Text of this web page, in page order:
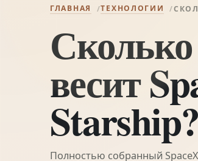
ГЛАВНАЯ ТЕХНОЛОГИИ
Сколько
весит
Starship?
Полностью собранный